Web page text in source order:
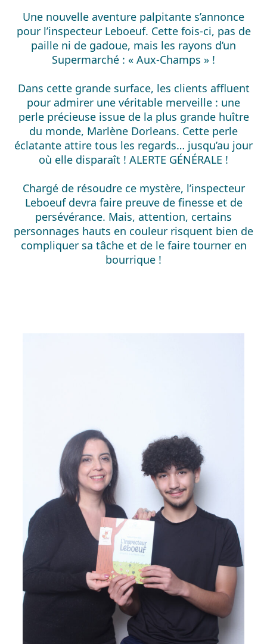
Une nouvelle aventure palpitante s’annonce
pour l’inspecteur Leboeuf. Cette fois-ci, pas de
paille ni de gadoue, mais les rayons d’un
Supermarché : « Aux-Champs » !
Dans cette grande surface, les clients affluent
pour admirer une véritable merveille : une
perle précieuse issue de la plus grande huître
du monde, Marlène Dorleans. Cette perle
éclatante attire tous les regards… jusqu’au jour
où elle disparaît ! ALERTE GÉNÉRALE !
Chargé de résoudre ce mystère, l’inspecteur
Leboeuf devra faire preuve de finesse et de
persévérance. Mais, attention, certains
personnages hauts en couleur risquent bien de
compliquer sa tâche et de le faire tourner en
bourrique !